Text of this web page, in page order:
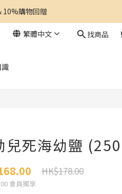
10%購物回贈
繁體中文 找商品
兒死海幼鹽
HK$178.00
會員獨享